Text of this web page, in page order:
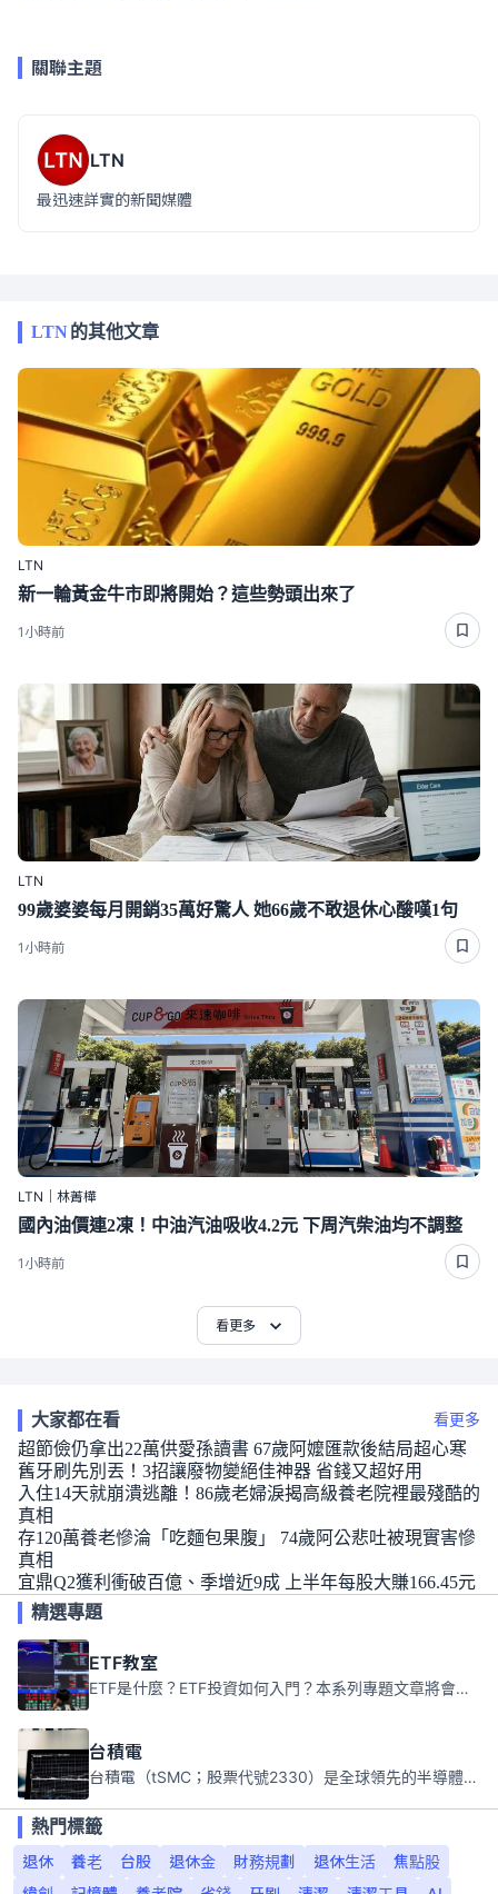
關聯主題
LTN
最迅速詳實的新聞媒體
LTN的其他文章
LTN
新一輪黃金牛市即將開始？這些勢頭出來了
1小時前
LTN
99歲婆婆每月開銷35萬好驚人 她66歲不敢退休心酸嘆1句
1小時前
LTN｜林菁樺
國內油價連2凍！中油汽油吸收4.2元 下周汽柴油均不調整
1小時前
看更多
大家都在看 看更多
超節儉仍拿出22萬供愛孫讀書 67歲阿嬤匯款後結局超心寒
舊牙刷先別丟！3招讓廢物變絕佳神器 省錢又超好用
入住14天就崩潰逃離！86歲老婦淚揭高級養老院裡最殘酷的
真相
存120萬養老慘淪「吃麵包果腹」 74歲阿公悲吐被現實害慘
真相
宜鼎Q2獲利衝破百億、季增近9成 上半年每股大賺166.45元
精選專題
ETF教室
ETF是什麼？ETF投資如何入門？本系列專題文章將會告訴你新手必須知道的ETF基礎知識。
台積電
台積電（tSMC；股票代號2330）是全球領先的半導體代工公司，成立於1987年，總部位於台灣新竹。且已於美國、日本、德國及中國設廠，台積電是全球首家專業積體電路製造服務公司，也是全球最先進和最大規模的半導體代工廠。
熱門標籤
退休
養老 台股 退休金 財務規劃 退休生活
焦點股